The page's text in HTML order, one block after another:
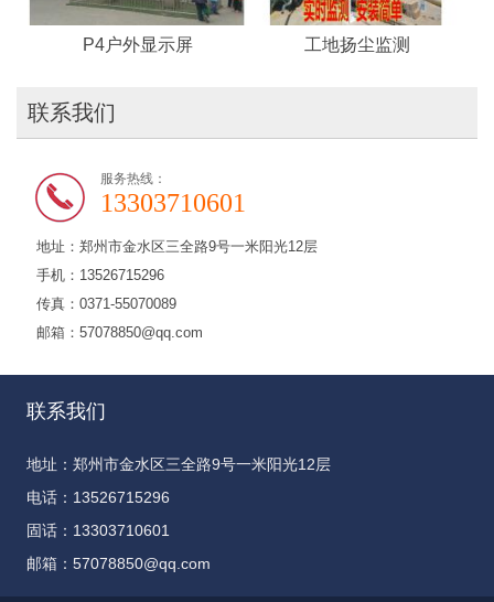
P4户外显示屏 工地扬尘监测
联系我们
服务热线：
13303710601
地址：郑州市金水区三全路9号一米阳光12层
手机：13526715296
传真：0371-55070089
邮箱：57078850@qq.com
联系我们
地址：郑州市金水区三全路9号一米阳光12层
电话：13526715296
固话：13303710601
邮箱：57078850@qq.com